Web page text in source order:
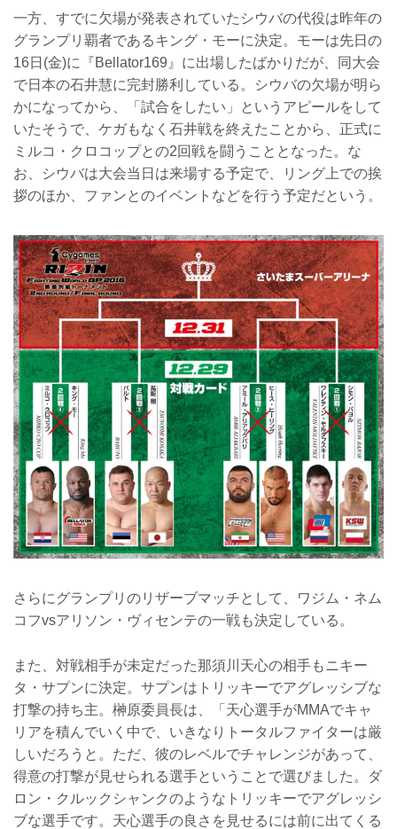
一方、すでに欠場が発表されていたシウバの代役は昨年の
グランプリ覇者であるキング・モーに決定。モーは先日の
16日(金)に『Bellator169』に出場したばかりだが、同大会
で日本の石井慧に完封勝利している。シウバの欠場が明ら
かになってから、「試合をしたい」というアピールをして
いたそうで、ケガもなく石井戦を終えたことから、正式に
ミルコ・クロコップとの2回戦を闘うこととなった。な
お、シウバは大会当日は来場する予定で、リング上での挨
拶のほか、ファンとのイベントなどを行う予定だという。
さらにグランプリのリザーブマッチとして、ワジム・ネム
コフvsアリソン・ヴィセンテの一戦も決定している。
また、対戦相手が未定だった那須川天心の相手もニキー
タ・サプンに決定。サプンはトリッキーでアグレッシブな
打撃の持ち主。榊原委員長は、「天心選手がMMAでキャ
リアを積んでいく中で、いきなりトータルファイターは厳
しいだろうと。ただ、彼のレベルでチャレンジがあって、
得意の打撃が見せられる選手ということで選びました。ダ
ロン・クルックシャンクのようなトリッキーでアグレッシ
ブな選手です。天心選手の良さを見せるには前に出てくる